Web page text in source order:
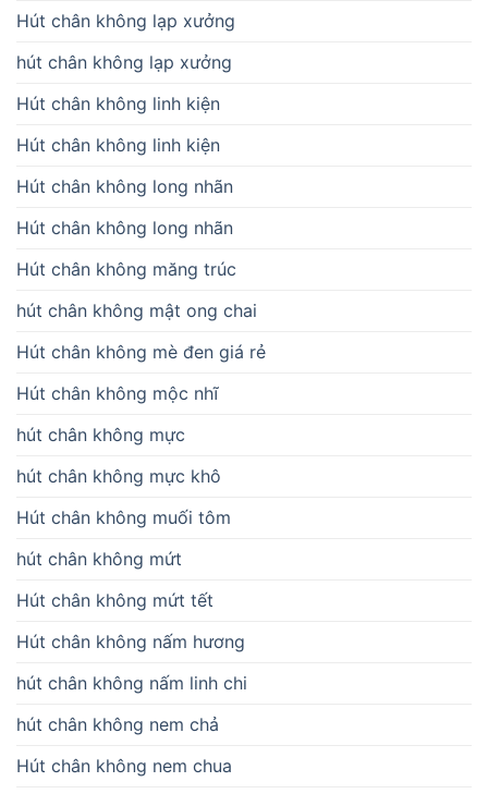
Hút chân không lạp xưởng
hút chân không lạp xưởng
Hút chân không linh kiện
Hút chân không linh kiện
Hút chân không long nhãn
Hút chân không long nhãn
Hút chân không măng trúc
hút chân không mật ong chai
Hút chân không mè đen giá rẻ
Hút chân không mộc nhĩ
hút chân không mực
hút chân không mực khô
Hút chân không muối tôm
hút chân không mứt
Hút chân không mứt tết
Hút chân không nấm hương
hút chân không nấm linh chi
hút chân không nem chả
Hút chân không nem chua